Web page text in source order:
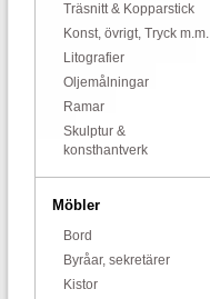
Träsnitt & Kopparstick
Konst, övrigt, Tryck m.m.
Litografier
Oljemålningar
Ramar
Skulptur &
konsthantverk
Möbler
Bord
Byråar, sekretärer
Kistor